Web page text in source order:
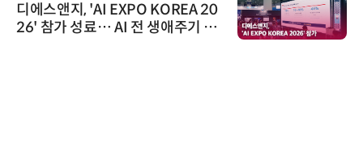
디에스앤지, 'AI EXPO KOREA 20
26' 참가 성료… AI 전 생애주기 아